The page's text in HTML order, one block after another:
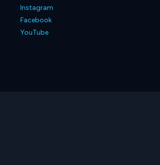
Instagram
Facebook
YouTube